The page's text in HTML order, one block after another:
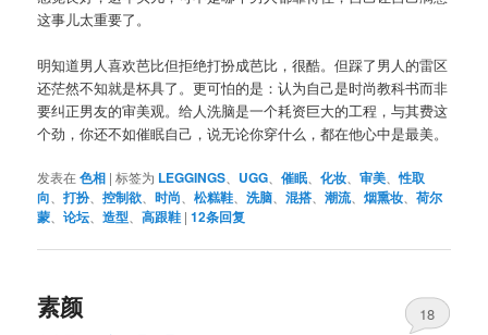
这事儿太重要了。
明知道男人喜欢芭比但拒绝打扮成芭比，很酷。但踩了男人的雷区
还茫然不知就是杯具了。更可怕的是：认为自己是时尚教科书而非
要纠正男友的审美观。给人洗脑是一个耗资巨大的工程，与其费这
个劲，你还不如催眠自己，说无论你穿什么，都在他心中是最美。
发表在色相 |标签为 LEGGINGS UGG 、催眠、化妆 、审美 、性取
向 、打扮、控制欲 、时尚 、松糕鞋 、洗脑 、混搭 、潮流、烟熏妆 、荷尔
蒙 、论坛 、造型 、高跟鞋 |12条回复
素颜 18